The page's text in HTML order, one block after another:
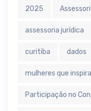
2025
assessoria jurídica
curitiba dados
mulheres que
Participação no